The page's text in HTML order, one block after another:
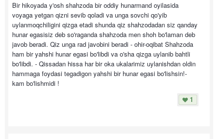
Bir hikoyada y'osh shahzoda bir oddiy hunarmand oyilasida
voyaga yetgan qizni sevib qoladi va unga sovchi qo'yib
uylanmoqchiligini qizga etadi shunda qiz shahzodadan siz qanday
hunar egasisiz deb so'raganda shahzoda men shoh bo'laman deb
javob beradi. Qiz unga rad javobini beradi - ohir-oqibat Shahzoda
ham bir yahshi hunar egasi bo'libdi va o'sha qizga uylanib bahtli
bo'libdi. - Qissadan hissa har bir oka ukalarimiz uylanishdan oldin
hammaga foydasi tegadigon yahshi bir hunar egasi bo'lishsin!-
kam bo'lishmidi !
1